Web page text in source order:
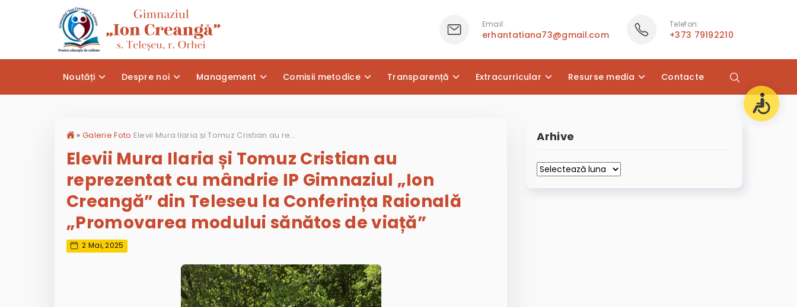
Email:
erhantatiana73@gmail.com
Telefon:
+373 79192210
Noutăți Despre noi Management Comisii metodice Transparență Extracurricular Resurse media Contacte
» Galerie Foto Elevii Mura Ilaria și Tomuz Cristian au reprezentat cu mândrie IP Gimnaziul „Ion Creangă” din Teleseu la Conferința Raională „Promovarea modului sănătos de viață”
Elevii Mura Ilaria și Tomuz Cristian au
reprezentat cu mândrie IP Gimnaziul „Ion
Creangă” din Teleseu la Conferința Raională
„Promovarea modului sănătos de viață”
2 Mai, 2025
Arhive
Arhive